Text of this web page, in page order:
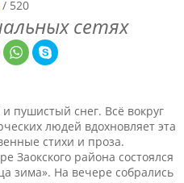
/ 520
сетях
пушистый снег. Всё вокруг
людей вдохновляет эта
стихи и проза.
Заокского района состоялся
зима». На вечере собрались